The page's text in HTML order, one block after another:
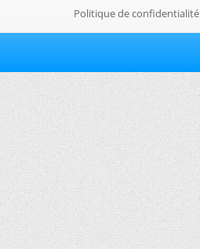
Politique de confidentialité